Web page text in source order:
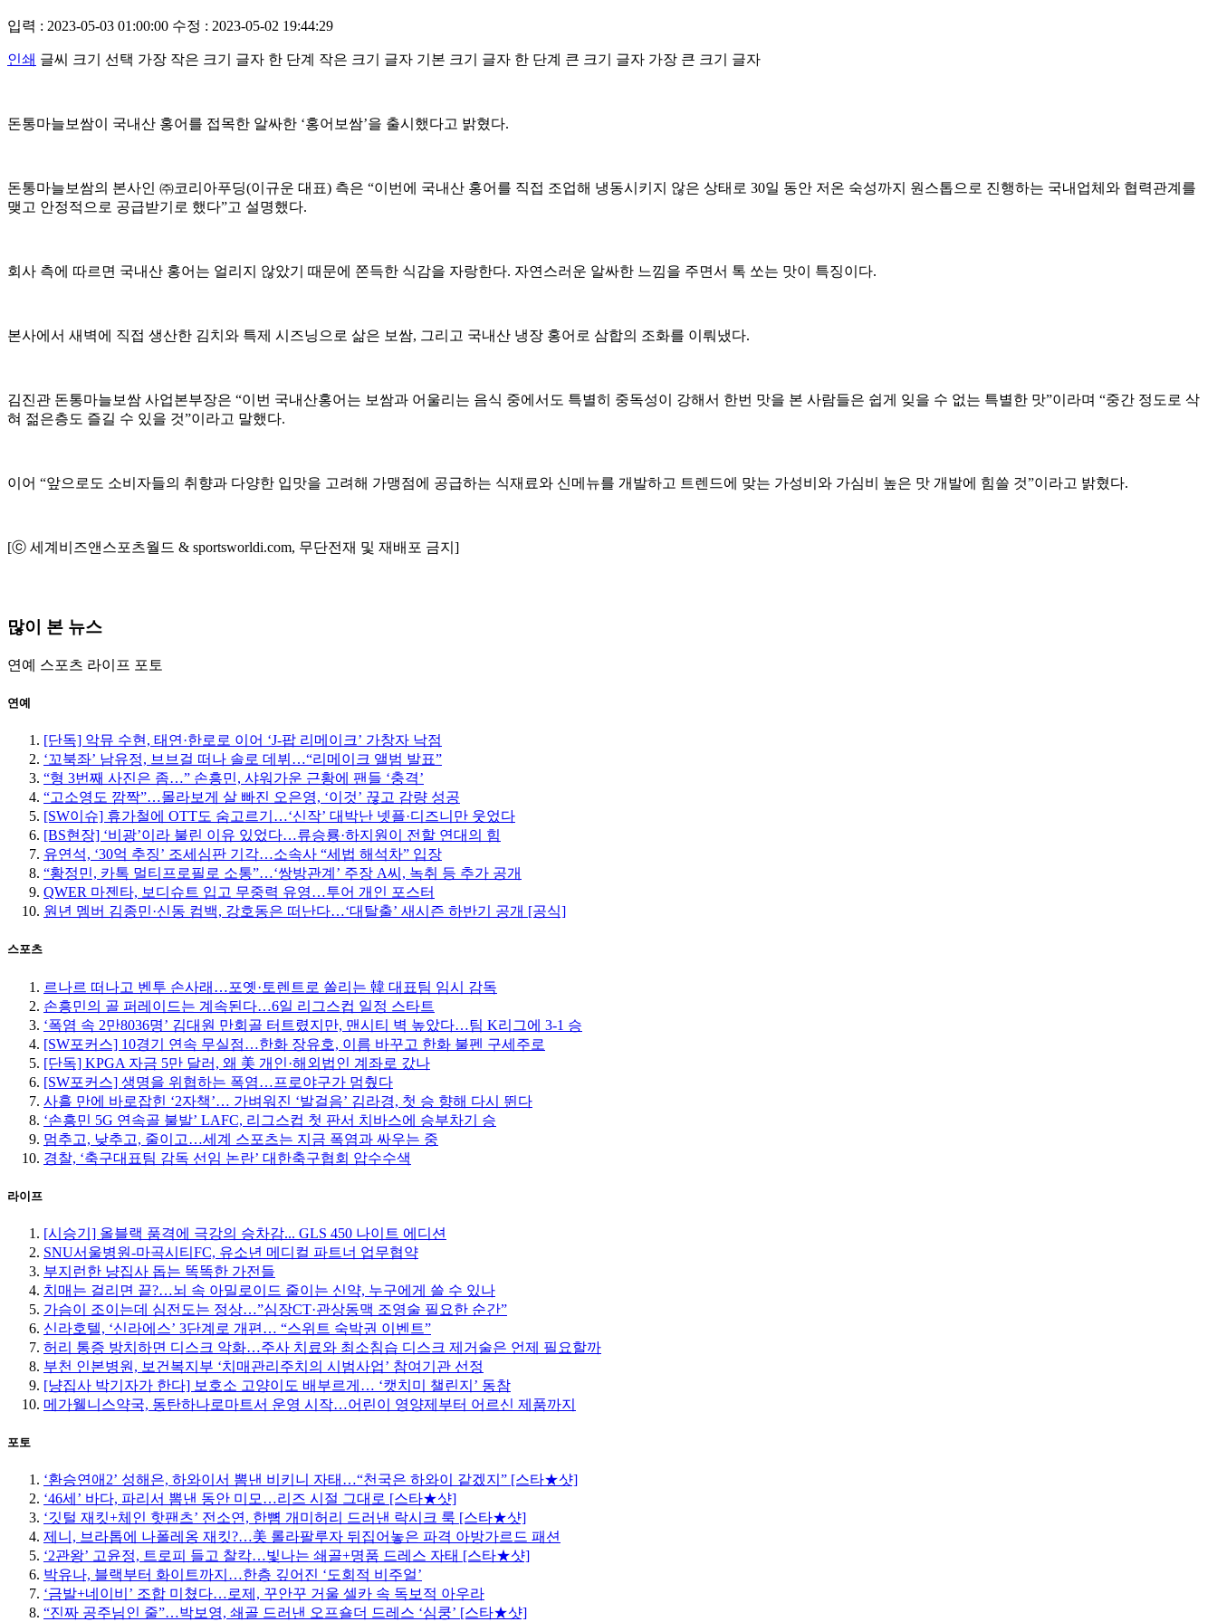
입력 : 2023-05-03 01:00:00 수정 : 2023-05-02 19:44:29
인쇄 글씨 크기 선택 가장 작은 크기 글자 한 단계 작은 크기 글자 기본 크기 글자 한 단계 큰 크기 글자 가장 큰 크기 글자
돈통마늘보쌈이 국내산 홍어를 접목한 알싸한 ‘홍어보쌈’을 출시했다고 밝혔다.
돈통마늘보쌈의 본사인 ㈜코리아푸딩(이규운 대표) 측은 “이번에 국내산 홍어를 직접 조업해 냉동시키지 않은 상태로 30일 동안 저온 숙성까지 원스톱으로 진행하는 국내업체와 협력관계를
맺고 안정적으로 공급받기로 했다”고 설명했다.
회사 측에 따르면 국내산 홍어는 얼리지 않았기 때문에 쫀득한 식감을 자랑한다. 자연스러운 알싸한 느낌을 주면서 톡 쏘는 맛이 특징이다.
본사에서 새벽에 직접 생산한 김치와 특제 시즈닝으로 삶은 보쌈, 그리고 국내산 냉장 홍어로 삼합의 조화를 이뤄냈다.
김진관 돈통마늘보쌈 사업본부장은 “이번 국내산홍어는 보쌈과 어울리는 음식 중에서도 특별히 중독성이 강해서 한번 맛을 본 사람들은 쉽게 잊을 수 없는 특별한 맛”이라며 “중간 정도로 삭
혀 젊은층도 즐길 수 있을 것”이라고 말했다.
이어 “앞으로도 소비자들의 취향과 다양한 입맛을 고려해 가맹점에 공급하는 식재료와 신메뉴를 개발하고 트렌드에 맞는 가성비와 가심비 높은 맛 개발에 힘쓸 것”이라고 밝혔다.
[ⓒ 세계비즈앤스포츠월드 & sportsworldi.com, 무단전재 및 재배포 금지]
많이 본 뉴스
연예 스포츠 라이프 포토
연예
[단독] 악뮤 수현, 태연·한로로 이어 ‘J-팝 리메이크’ 가창자 낙점
‘꼬북좌’ 남유정, 브브걸 떠나 솔로 데뷔…“리메이크 앨범 발표”
“형 3번째 사진은 좀…” 손흥민, 샤워가운 근황에 팬들 ‘충격’
“고소영도 깜짝”…몰라보게 살 빠진 오은영, ‘이것’ 끊고 감량 성공
[SW이슈] 휴가철에 OTT도 숨고르기…‘신작’ 대박난 넷플·디즈니만 웃었다
[BS현장] ‘비광’이라 불린 이유 있었다…류승룡·하지원이 전할 연대의 힘
유연석, ‘30억 추징’ 조세심판 기각…소속사 “세법 해석차” 입장
“황정민, 카톡 멀티프로필로 소통”…‘쌍방관계’ 주장 A씨, 녹취 등 추가 공개
QWER 마젠타, 보디슈트 입고 무중력 유영…투어 개인 포스터
원년 멤버 김종민·신동 컴백, 강호동은 떠난다…‘대탈출’ 새시즌 하반기 공개 [공식]
스포츠
르나르 떠나고 벤투 손사래…포옛·토렌트로 쏠리는 韓 대표팀 임시 감독
손흥민의 골 퍼레이드는 계속된다…6일 리그스컵 일정 스타트
‘폭염 속 2만8036명’ 김대원 만회골 터트렸지만, 맨시티 벽 높았다…팀 K리그에 3-1 승
[SW포커스] 10경기 연속 무실점…한화 장유호, 이름 바꾸고 한화 불펜 구세주로
[단독] KPGA 자금 5만 달러, 왜 美 개인·해외법인 계좌로 갔나
[SW포커스] 생명을 위협하는 폭염…프로야구가 멈췄다
사흘 만에 바로잡힌 ‘2자책’… 가벼워진 ‘발걸음’ 김라경, 첫 승 향해 다시 뛴다
‘손흥민 5G 연속골 불발’ LAFC, 리그스컵 첫 판서 치바스에 승부차기 승
멈추고, 낮추고, 줄이고…세계 스포츠는 지금 폭염과 싸우는 중
경찰, ‘축구대표팀 감독 선임 논란’ 대한축구협회 압수수색
라이프
[시승기] 올블랙 품격에 극강의 승차감... GLS 450 나이트 에디션
SNU서울병원-마곡시티FC, 유소년 메디컬 파트너 업무협약
부지런한 냥집사 돕는 똑똑한 가전들
치매는 걸리면 끝?…뇌 속 아밀로이드 줄이는 신약, 누구에게 쓸 수 있나
가슴이 조이는데 심전도는 정상…”심장CT·관상동맥 조영술 필요한 순간”
신라호텔, ‘신라에스’ 3단계로 개편… “스위트 숙박권 이벤트”
허리 통증 방치하면 디스크 악화…주사 치료와 최소침습 디스크 제거술은 언제 필요할까
부천 인본병원, 보건복지부 ‘치매관리주치의 시범사업’ 참여기관 선정
[냥집사 박기자가 한다] 보호소 고양이도 배부르게… ‘캣치미 챌린지’ 동참
메가웰니스약국, 동탄하나로마트서 운영 시작…어린이 영양제부터 어르신 제품까지
포토
‘환승연애2’ 성해은, 하와이서 뽐낸 비키니 자태…“천국은 하와이 같겠지” [스타★샷]
‘46세’ 바다, 파리서 뽐낸 동안 미모…리즈 시절 그대로 [스타★샷]
‘깃털 재킷+체인 핫팬츠’ 전소연, 한뼘 개미허리 드러낸 락시크 룩 [스타★샷]
제니, 브라톱에 나폴레옹 재킷?…美 롤라팔루자 뒤집어놓은 파격 아방가르드 패션
‘2관왕’ 고윤정, 트로피 들고 찰칵…빛나는 쇄골+명품 드레스 자태 [스타★샷]
박유나, 블랙부터 화이트까지…한층 깊어진 ‘도회적 비주얼’
‘금발+네이비’ 조합 미쳤다…로제, 꾸안꾸 거울 셀카 속 독보적 아우라
“진짜 공주님인 줄”…박보영, 쇄골 드러낸 오프숄더 드레스 ‘심쿵’ [스타★샷]